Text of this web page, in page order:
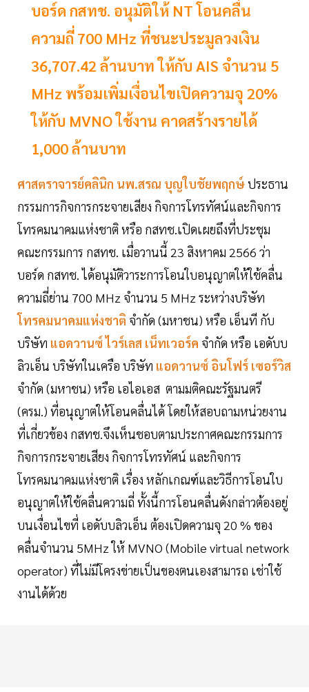
บอร์ด กสทช. อนุมัติให้ NT โอนคลื่น
ความถี่ 700 MHz ที่ชนะประมูลวงเงิน
36,707.42 ล้านบาท ให้กับ AIS จำนวน 5
MHz พร้อมเพิ่มเงื่อนไขเปิดความจุ 20%
ให้กับ MVNO ใช้งาน คาดสร้างรายได้
1,000 ล้านบาท
ศาสตราจารย์คลินิก นพ.สรณ บุญใบชัยพฤกษ์ประธาน
กรรมการกิจการกระจายเสียง กิจการโทรทัศน์และกิจการ
โทรคมนาคมแห่งชาติ หรือ กสทช.เปิดเผยถึงที่ประชุม
คณะกรรมการ กสทช. เมื่อวานนี้ 23 สิงหาคม 2566 ว่า
บอร์ด กสทช. ได้อนุมัติวาระการโอนใบอนุญาตให้ใช้คลื่น
ความถี่ย่าน 700 MHz จำนวน 5 MHz ระหว่างบริษัท
โทรคมนาคมแห่งชาติ จำกัด (มหาชน) หรือ เอ็นที กับ
บริษัท แอดวานซ์ ไวร์เลส เน็ทเวอร์ค จำกัด หรือ เอดับบ
ลิวเอ็น บริษัทในเครือ บริษัท แอดวานซ์ อินโฟร์ เซอร์วิส
จำกัด (มหาชน) หรือ เอไอเอส ตามมติคณะรัฐมนตรี
(ครม.) ที่อนุญาตให้โอนคลื่นได้ โดยให้สอบถามหน่วยงาน
ที่เกี่ยวข้อง กสทช.จึงเห็นชอบตามประกาศคณะกรรมการ
กิจการกระจายเสียง กิจการโทรทัศน์ และกิจการ
โทรคมนาคมแห่งชาติ เรื่อง หลักเกณฑ์และวิธีการโอนใบ
อนุญาตให้ใช้คลื่นความถี่ ทั้งนี้การโอนคลื่นดังกล่าวต้องอยู่
บนเงื่อนไขที่ เอดับบลิวเอ็น ต้องเปิดความจุ 20 % ของ
คลื่นจำนวน 5MHz ให้ MVNO (Mobile virtual network
operator) ที่ไม่มีโครงข่ายเป็นของตนเองสามารถ เช่าใช้
งานได้ด้วย